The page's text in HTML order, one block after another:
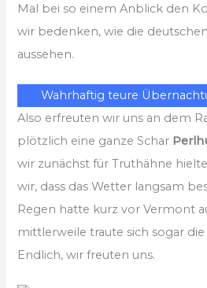
Mal bei so einem Anblick den
wir bedenken, wie die
aussehen.
Wahrhaftig teure
Also erfreuten wir uns an dem
plötzlich eine ganze Schar
wir zunächst für Truthähne
wir, dass das Wetter langsam
Regen hatte kurz vor Vermont
mittlerweile traute sich sogar
Endlich, wir freuten uns.